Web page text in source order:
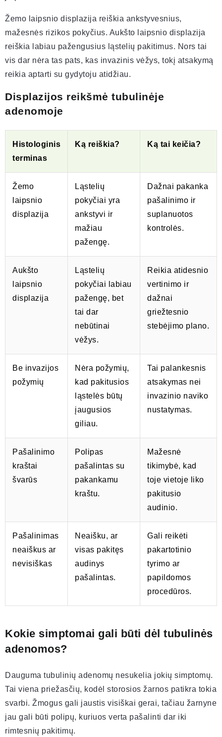
Žemo laipsnio displazija reiškia ankstyvesnius,
mažesnės rizikos pokyčius. Aukšto laipsnio displazija
reiškia labiau pažengusius ląstelių pakitimus. Nors tai
vis dar nėra tas pats, kas invazinis vėžys, tokį atsakymą
reikia aptarti su gydytoju atidžiau.
Displazijos reikšmė tubulinėje
adenomoje
Histologinis
terminas
Ką reiškia? Ką tai keičia?
Žemo
laipsnio
displazija
Ląstelių
pokyčiai yra
ankstyvi ir
mažiau
pažengę.
Dažnai pakanka
pašalinimo ir
suplanuotos
kontrolės.
Aukšto
laipsnio
displazija
Ląstelių
pokyčiai labiau
pažengę, bet
tai dar
nebūtinai
vėžys.
Reikia atidesnio
vertinimo ir
dažnai
griežtesnio
stebėjimo plano.
Be invazijos
požymių
Nėra požymių,
kad pakitusios
ląstelės būtų
įaugusios
giliau.
Tai palankesnis
atsakymas nei
invazinio naviko
nustatymas.
Pašalinimo
kraštai
švarūs
Polipas
pašalintas su
pakankamu
kraštu.
Mažesnė
tikimybė, kad
toje vietoje liko
pakitusio
audinio.
Pašalinimas
neaiškus ar
nevisiškas
Neaišku, ar
visas pakitęs
audinys
pašalintas.
Gali reikėti
pakartotinio
tyrimo ar
papildomos
procedūros.
Kokie simptomai gali būti dėl tubulinės
adenomos?
Dauguma tubulinių adenomų nesukelia jokių simptomų.
Tai viena priežasčių, kodėl storosios žarnos patikra tokia
svarbi. Žmogus gali jaustis visiškai gerai, tačiau žarnyne
jau gali būti polipų, kuriuos verta pašalinti dar iki
rimtesnių pakitimų.